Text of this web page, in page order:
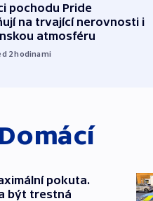
pochodu Pride
na trvající nerovnosti i
atmosféru
2hodinami
Domácí
pokuta.
být trestná